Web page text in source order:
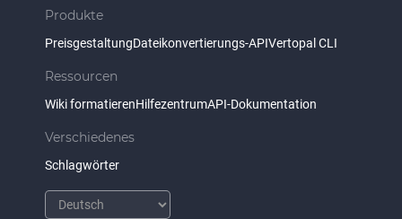
Produkte
PreisgestaltungDateikonvertierungs-APIVertopal CLI
Ressourcen
Wiki formatierenHilfezentrumAPI-Dokumentation
Verschiedenes
Schlagwörter